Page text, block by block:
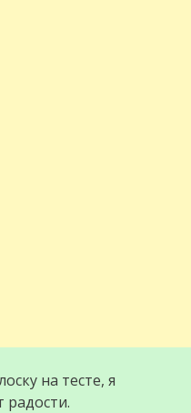
на тесте, я
радости.